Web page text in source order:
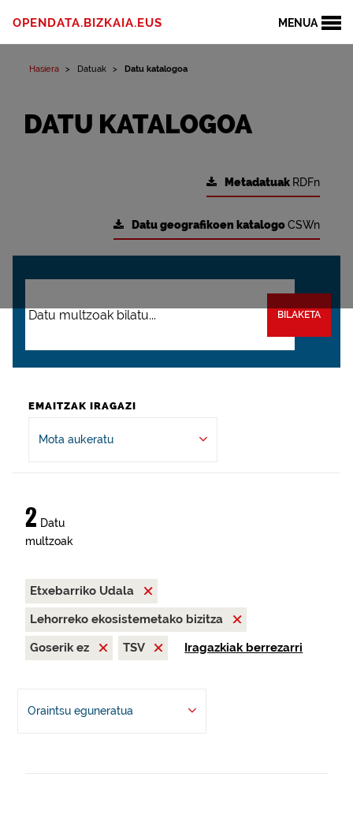
MENUA
OPENDATA.BIZKAIA.EUS
Hasiera Datuak Datu katalogoa
DATU KATALOGOA
Metadatuak RDFn
Datu geografikoen katalogoCSWn
BILAKETA
EMAITZAK IRAGAZI
Mota aukeratu
2 Datu
multzoak
Etxebarriko Udala
Lehorreko ekosistemetako bizitza
Goserik ez
TSV Iragazkiak berrezarri
Oraintsu eguneratua